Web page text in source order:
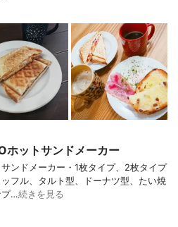
ホットサンドメーカー
ンドメーカー・1枚タイプ、2枚タイプ
フル、タルト型、ドーナツ型、たい焼
プ…続きを見る